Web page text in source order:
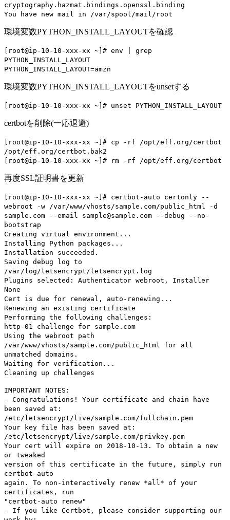
cryptography.hazmat.bindings.openssl.binding
You have new mail in /var/spool/mail/root
環境変数PYTHON_INSTALL_LAYOUTを確認
[root@ip-10-10-xxx-xx ~]# env | grep
PYTHON_INSTALL_LAYOUT
PYTHON_INSTALL_LAYOUT=amzn
環境変数PYTHON_INSTALL_LAYOUTをunsetする
[root@ip-10-10-xxx-xx ~]# unset PYTHON_INSTALL_LAYOUT
certbotを削除(一応退避)
[root@ip-10-10-xxx-xx ~]# cp -rf /opt/eff.org/certbot
/opt/eff.org/certbot.bak2
[root@ip-10-10-xxx-xx ~]# rm -rf /opt/eff.org/certbot
再度SSL証明書を更新
[root@ip-10-10-xxx-xx ~]# certbot-auto certonly --
webroot -w /var/www/vhosts/sample.com/public_html -d
sample.com --email sample@sample.com --debug --no-
bootstrap
Creating virtual environment...
Installing Python packages...
Installation succeeded.
Saving debug log to
/var/log/letsencrypt/letsencrypt.log
Plugins selected: Authenticator webroot, Installer
None
Cert is due for renewal, auto-renewing...
Renewing an existing certificate
Performing the following challenges:
http-01 challenge for sample.com
Using the webroot path
/var/www/vhosts/sample.com/public_html for all
unmatched domains.
Waiting for verification...
Cleaning up challenges
IMPORTANT NOTES:
- Congratulations! Your certificate and chain have
been saved at:
/etc/letsencrypt/live/sample.com/fullchain.pem
Your key file has been saved at:
/etc/letsencrypt/live/sample.com/privkey.pem
Your cert will expire on 2018-10-13. To obtain a new
or tweaked
version of this certificate in the future, simply run
certbot-auto
again. To non-interactively renew *all* of your
certificates, run
"certbot-auto renew"
- If you like Certbot, please consider supporting our